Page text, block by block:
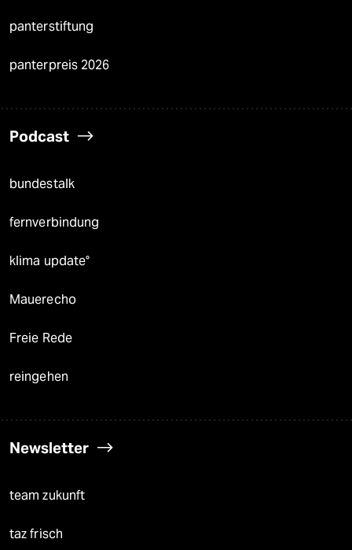
panterstiftung
panterpreis 2026
Podcast
bundestalk
fernverbindung
klima update°
Mauerecho
Freie Rede
reingehen
Newsletter
team zukunft
taz frisch